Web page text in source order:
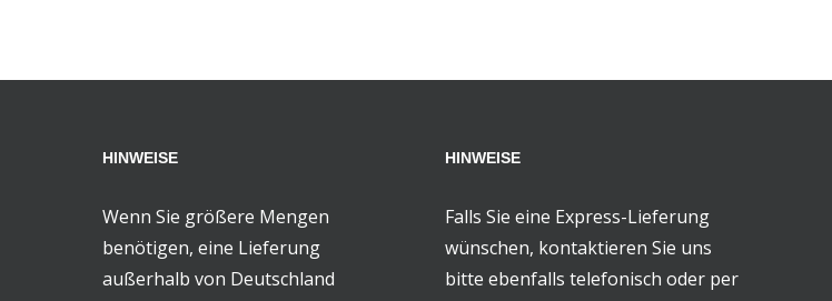
HINWEISE
Wenn Sie größere Mengen
benötigen, eine Lieferung
außerhalb von Deutschland
HINWEISE
Falls Sie eine Express-Lieferung
wünschen, kontaktieren Sie uns
bitte ebenfalls telefonisch oder per